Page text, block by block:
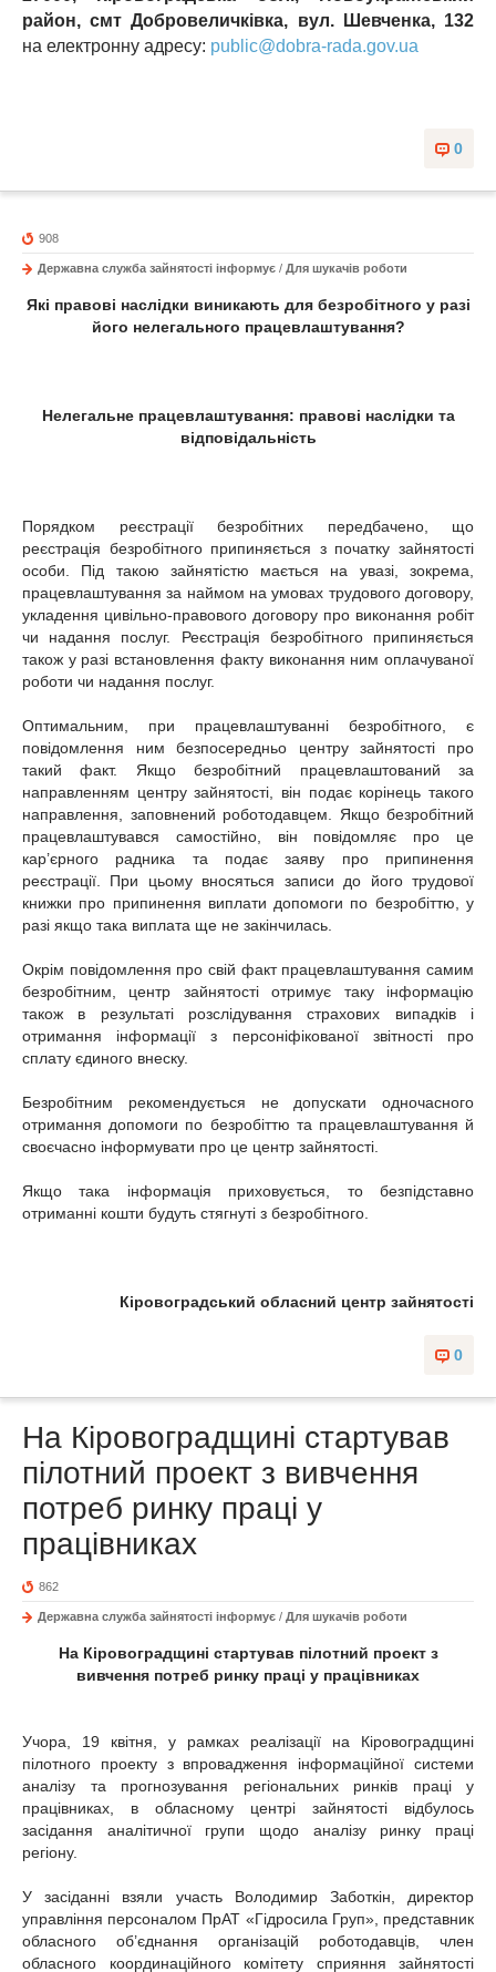
район, смт Добровеличківка, вул. Шевченка, 132
на електронну адресу: public@dobra-rada.gov.ua
0
908
Державна служба зайнятості інформує / Для шукачів роботи
Які правові наслідки виникають для безробітного у разі
його нелегального працевлаштування?
Нелегальне працевлаштування: правові наслідки та
відповідальність
Порядком реєстрації безробітних передбачено, що
реєстрація безробітного припиняється з початку зайнятості
особи. Під такою зайнятістю мається на увазі, зокрема,
працевлаштування за наймом на умовах трудового договору,
укладення цивільно-правового договору про виконання робіт
чи надання послуг. Реєстрація безробітного припиняється
також у разі встановлення факту виконання ним оплачуваної
роботи чи надання послуг.
Оптимальним, при працевлаштуванні безробітного, є
повідомлення ним безпосередньо центру зайнятості про
такий факт. Якщо безробітний працевлаштований за
направленням центру зайнятості, він подає корінець такого
направлення, заповнений роботодавцем. Якщо безробітний
працевлаштувався самостійно, він повідомляє про це
кар’єрного радника та подає заяву про припинення
реєстрації. При цьому вносяться записи до його трудової
книжки про припинення виплати допомоги по безробіттю, у
разі якщо така виплата ще не закінчилась.
Окрім повідомлення про свій факт працевлаштування самим
безробітним, центр зайнятості отримує таку інформацію
також в результаті розслідування страхових випадків і
отримання інформації з персоніфікованої звітності про
сплату єдиного внеску.
Безробітним рекомендується не допускати одночасного
отримання допомоги по безробіттю та працевлаштування й
своєчасно інформувати про це центр зайнятості.
Якщо така інформація приховується, то безпідставно
отриманні кошти будуть стягнуті з безробітного.
Кіровоградський обласний центр зайнятості
0
На Кіровоградщині стартував
пілотний проект з вивчення
потреб ринку праці у
працівниках
862
Державна служба зайнятості інформує / Для шукачів роботи
На Кіровоградщині стартував пілотний проект з
вивчення потреб ринку праці у працівниках
Учора, 19 квітня, у рамках реалізації на Кіровоградщині
пілотного проекту з впровадження інформаційної системи
аналізу та прогнозування регіональних ринків праці у
працівниках, в обласному центрі зайнятості відбулось
засідання аналітичної групи щодо аналізу ринку праці
регіону.
У засіданні взяли участь Володимир Заботкін, директор
управління персоналом ПрАТ «Гідросила Груп», представник
обласного об’єднання організацій роботодавців, член
обласного координаційного комітету сприяння зайнятості